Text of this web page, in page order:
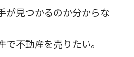
が見つかるのか分からな
で不動産を売りたい。